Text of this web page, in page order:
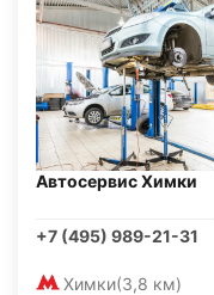
Автосервис Химки
+7 (495) 989-21-31
Химки(3,8 км)